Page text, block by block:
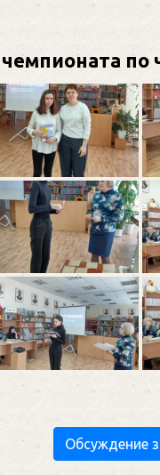
чемпионата
Обсуждение